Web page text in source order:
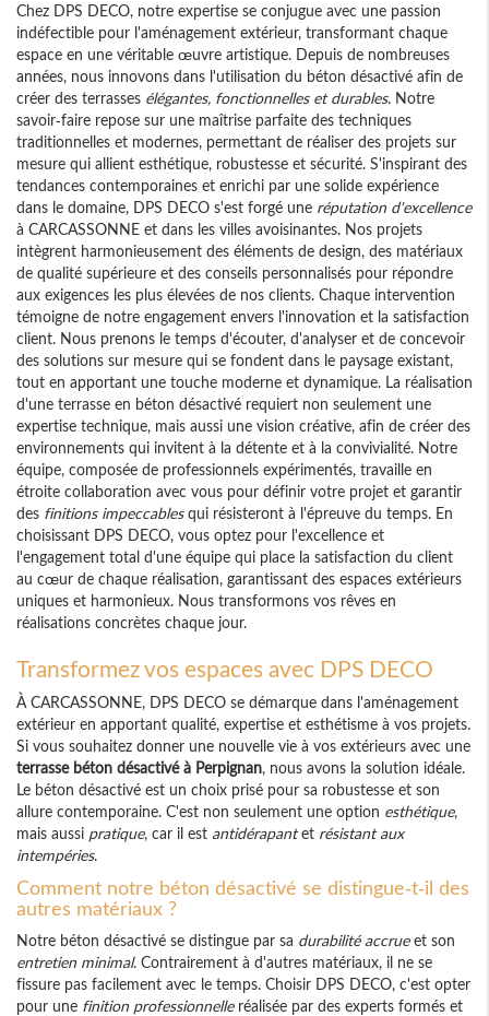
Chez DPS DECO, notre expertise se conjugue avec une passion
indéfectible pour l'aménagement extérieur, transformant chaque
espace en une véritable œuvre artistique. Depuis de nombreuses
années, nous innovons dans l'utilisation du béton désactivé afin de
créer des terrasses élégantes, fonctionnelles et durables. Notre
savoir-faire repose sur une maîtrise parfaite des techniques
traditionnelles et modernes, permettant de réaliser des projets sur
mesure qui allient esthétique, robustesse et sécurité. S'inspirant des
tendances contemporaines et enrichi par une solide expérience
dans le domaine, DPS DECO s'est forgé une réputation d'excellence
à CARCASSONNE et dans les villes avoisinantes. Nos projets
intègrent harmonieusement des éléments de design, des matériaux
de qualité supérieure et des conseils personnalisés pour répondre
aux exigences les plus élevées de nos clients. Chaque intervention
témoigne de notre engagement envers l'innovation et la satisfaction
client. Nous prenons le temps d'écouter, d'analyser et de concevoir
des solutions sur mesure qui se fondent dans le paysage existant,
tout en apportant une touche moderne et dynamique. La réalisation
d'une terrasse en béton désactivé requiert non seulement une
expertise technique, mais aussi une vision créative, afin de créer des
environnements qui invitent à la détente et à la convivialité. Notre
équipe, composée de professionnels expérimentés, travaille en
étroite collaboration avec vous pour définir votre projet et garantir
des finitions impeccablesqui résisteront à l'épreuve du temps. En
choisissant DPS DECO, vous optez pour l'excellence et
l'engagement total d'une équipe qui place la satisfaction du client
au cœur de chaque réalisation, garantissant des espaces extérieurs
uniques et harmonieux. Nous transformons vos rêves en
réalisations concrètes chaque jour.
Transformez vos espaces avec DPS DECO
À CARCASSONNE, DPS DECO se démarque dans l'aménagement
extérieur en apportant qualité, expertise et esthétisme à vos projets.
Si vous souhaitez donner une nouvelle vie à vos extérieurs avec une
terrasse béton désactivé à Perpignan, nous avons la solution idéale.
Le béton désactivé est un choix prisé pour sa robustesse et son
allure contemporaine. C'est non seulement une option esthétique,
mais aussi pratique, car il est antidérapantet résistant aux
intempéries.
Comment notre béton désactivé se distingue-t-il des
autres matériaux ?
Notre béton désactivé se distingue par sa durabilité accrueet son
entretien minimal. Contrairement à d'autres matériaux, il ne se
fissure pas facilement avec le temps. Choisir DPS DECO, c'est opter
pour une finition professionnelleréalisée par des experts formés et